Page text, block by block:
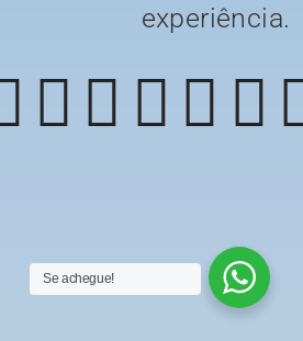
Se achegue!